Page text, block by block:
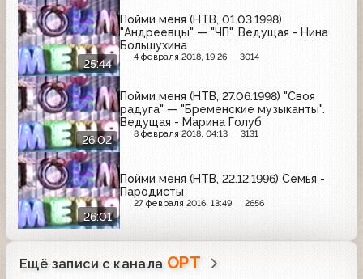
25:44
Пойми меня (НТВ, 01.03.1998)
"Андреевцы" — "ЧП". Ведущая - Нина
Большухина
4 февраля 2018, 19:26 3014
26:02
Пойми меня (НТВ, 27.06.1998) "Своя
радуга" — "Бременские музыканты".
Ведущая - Марина Голуб
8 февраля 2018, 04:13 3131
26:01
Пойми меня (НТВ, 22.12.1996) Семья -
Пародисты
27 февраля 2016, 13:49 2656
Ещё записи с канала ОРТ